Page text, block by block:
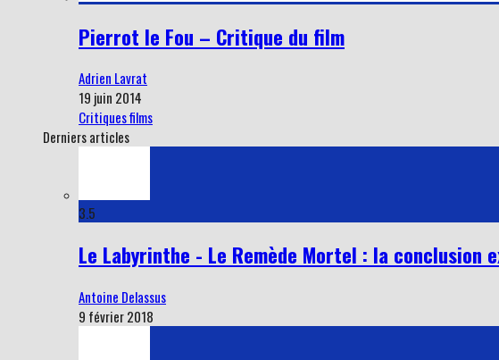
Pierrot le Fou – Critique du film
Adrien Lavrat
19 juin 2014
Critiques films
Derniers articles
3.5
Le Labyrinthe - Le Remède Mortel : la conclusion
Antoine Delassus
9 février 2018